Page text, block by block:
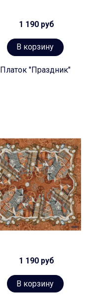
1 190 руб
В корзину
Платок "Праздник"
1 190 руб
В корзину